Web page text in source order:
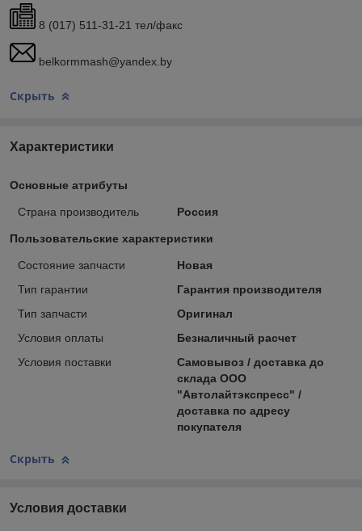
8 (017) 511-31-21 тел/факс
belkormmash@yandex.by
Скрыть
Характеристики
Основные атрибуты
Страна производитель Россия
Пользовательские характеристики
Состояние запчасти
Новая
Тип гарантии
Гарантия производителя
Тип запчасти
Оригинал
Условия оплаты
Безналичный расчет
Условия поставки
Самовывоз / доставка до
склада ООО
"Автолайтэкспресс" /
доставка по адресу
покупателя
Скрыть
Условия доставки